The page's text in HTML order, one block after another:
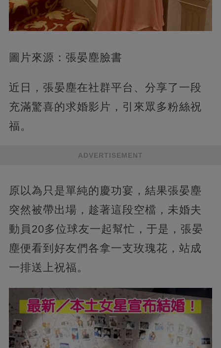
圖片來源：張晏塵臉書
近日，張晏塵在社群平台、分享了一段
充滿驚喜的求婚影片，引來眾多粉絲祝
福。
ADVERTISEMENT
原以為只是單純的慶功宴，結果張晏塵
突然被帶出場，趁著這段空檔，未婚夫
動員20多位球友一起幫忙，于是，張晏
塵便看到好友們各拿一支玫瑰花，站成
一排送上祝福。